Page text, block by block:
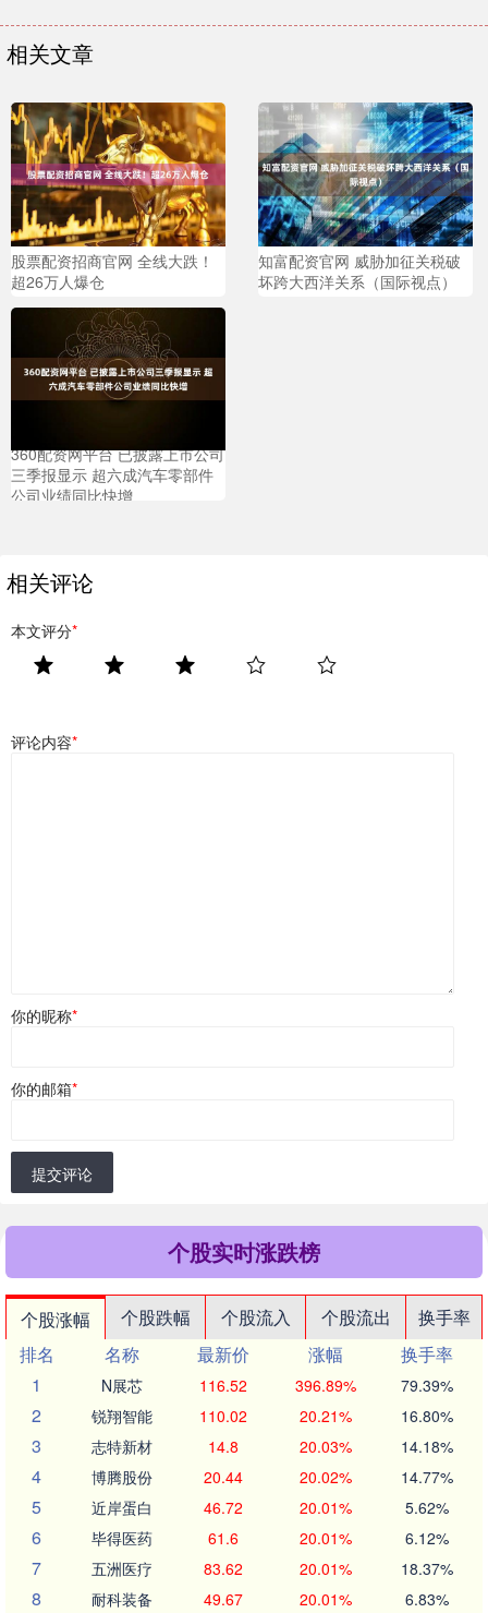
相关文章
股票配资招商官网 全线大跌！
超26万人爆仓
知富配资官网 威胁加征关税破
坏跨大西洋关系（国际视点）
360配资网平台 已披露上市公司
三季报显示 超六成汽车零部件
公司业绩同比快增
相关评论
本文评分*
评论内容*
你的昵称*
你的邮箱*
提交评论
个股实时涨跌榜
个股涨幅 个股跌幅 个股流入 个股流出
换手率
排名
名称 最新价 涨幅
换手率
1
N展芯 116.52 396.89% 79.39%
2 锐翔智能 110.02 20.21% 16.80%
3 志特新材 14.8 20.03% 14.18%
4 博腾股份 20.44 20.02% 14.77%
5 近岸蛋白 46.72 20.01% 5.62%
6 毕得医药 61.6 20.01% 6.12%
7 五洲医疗 83.62 20.01% 18.37%
8 耐科装备 49.67 20.01% 6.83%